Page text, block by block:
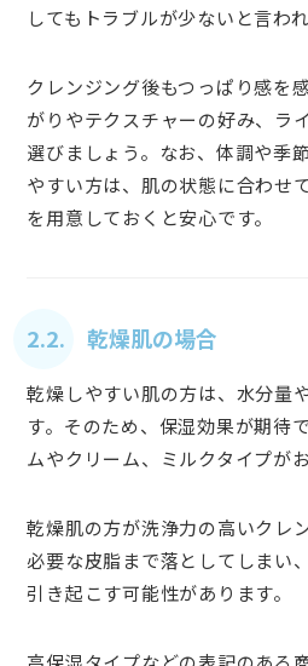
してもトラブルが少ないと言わ
クレンジング後もつっぱり感を
がりやテクスチャーの好み、ラ
選びましょう。なお、体調や季
やすい方は、肌の状態に合わせ
を用意しておくと安心です。
2.2. 乾燥肌の場合
乾燥しやすい肌の方は、水分量
す。そのため、保湿効果が期待
ムやクリーム、ミルクタイプが
乾燥肌の方が洗浄力の高いクレ
必要な皮脂まで落としてしまい
引き起こす可能性があります。